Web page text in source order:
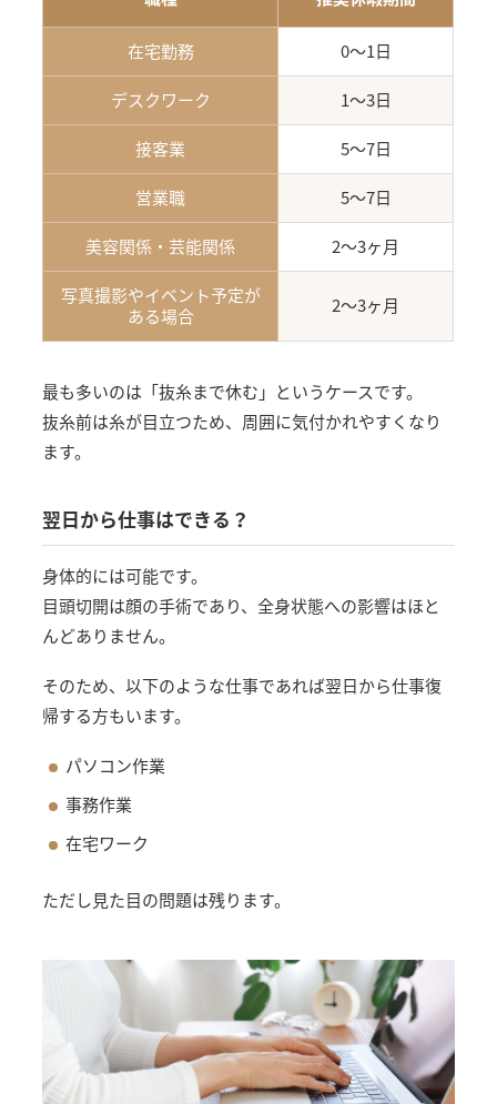
在宅勤務
0〜1日
デスクワーク
1〜3日
接客業
5〜7日
営業職
5〜7日
美容関係・芸能関係
2〜3ヶ月
写真撮影やイベント予定が
ある場合
2〜3ヶ月
最も多いのは「抜糸まで休む」というケースです。
抜糸前は糸が目立つため、周囲に気付かれやすくなり
ます。
翌日から仕事はできる？
身体的には可能です。
目頭切開は顔の手術であり、全身状態への影響はほと
んどありません。
そのため、以下のような仕事であれば翌日から仕事復
帰する方もいます。
パソコン作業
事務作業
在宅ワーク
ただし見た目の問題は残ります。